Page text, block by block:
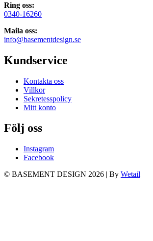
Ring oss:
0340-16260
Maila oss:
info@basementdesign.se
Kundservice
Kontakta oss
Villkor
Sekretesspolicy
Mitt konto
Följ oss
Instagram
Facebook
© BASEMENT DESIGN 2026 | By Wetail